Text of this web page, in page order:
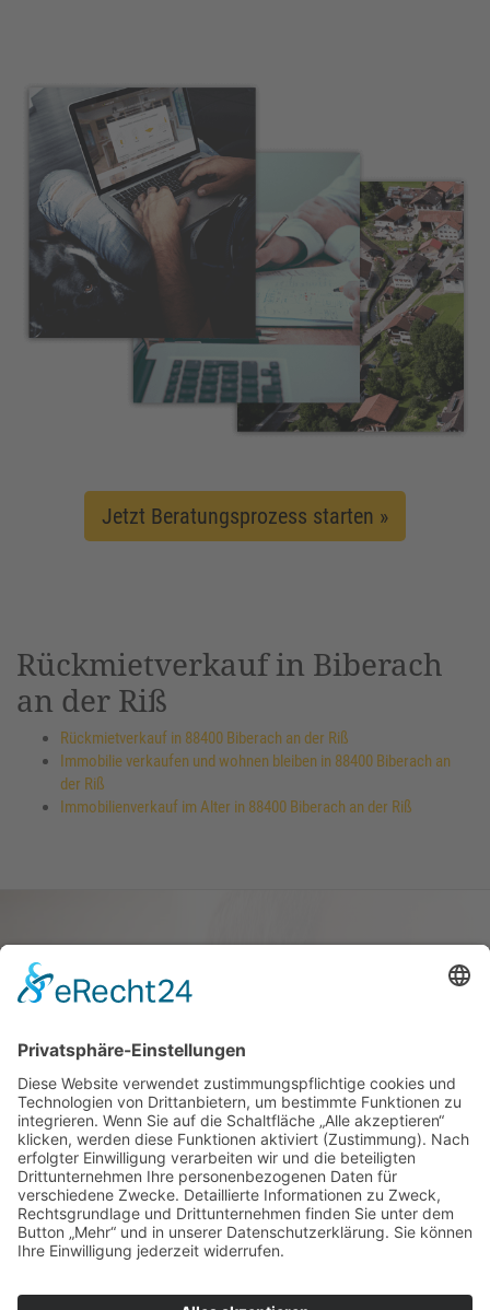
Jetzt Beratungsprozess starten »
Rückmietverkauf in Biberach
an der Riß
Rückmietverkauf in 88400 Biberach an der Riß
Immobilie verkaufen und wohnen bleiben in 88400 Biberach an
der Riß
Immobilienverkauf im Alter in 88400 Biberach an der Riß
verkaufen und darin
wohnen bleiben
Verkaufen Sie Ihr Haus oder Ihre
Eigen­tums­woh­nung und bleiben Sie
darin wohnen.
Jetzt Ermittlung starten »